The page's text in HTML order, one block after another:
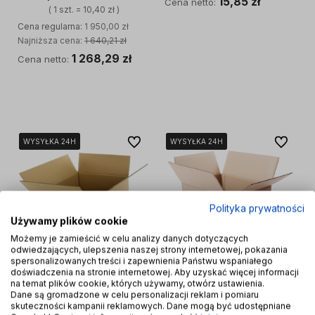
( 1 szt. = 10,40 zł )
Cena regularna: 1 950,00 zł
Najniższa cena: 1 640,21 zł
Cena netto: 1 268,29 zł
WYSYŁKA 24H
WYSYŁKA 24H
WYSYŁKA 24H
WYSYŁKA 24H
800x600x700 karton pudło
Do ulubionychWYSYŁKA 24H
WYSYŁKA 24H
WYSYŁKA 24H
WYSYŁKA 24H
1000x500x500 karton pudło
Do
Polityka prywatności
Używamy plików cookie
Możemy je zamieścić w celu analizy danych dotyczących
odwiedzających, ulepszenia naszej strony internetowej, pokazania
spersonalizowanych treści i zapewnienia Państwu wspaniałego
doświadczenia na stronie internetowej. Aby uzyskać więcej informacji
na temat plików cookie, których używamy, otwórz ustawienia.
Dane są gromadzone w celu personalizacji reklam i pomiaru
skuteczności kampanii reklamowych. Dane mogą być udostępniane